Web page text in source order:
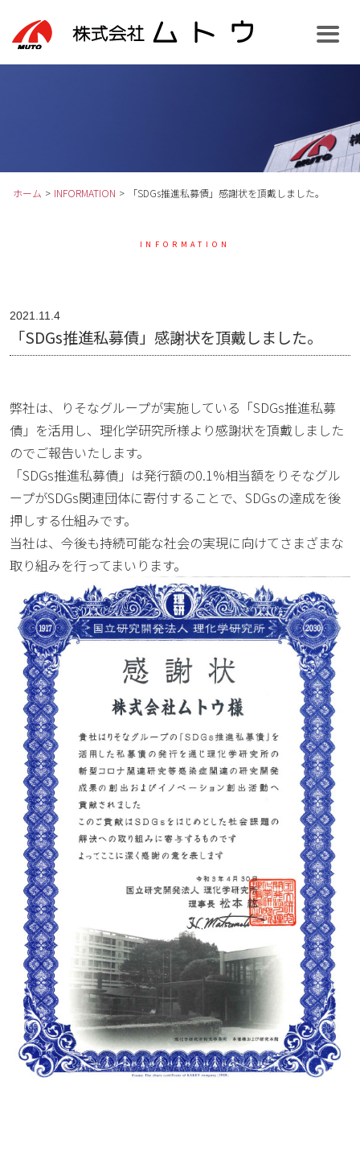
INFORMATION
ホーム > INFORMATION > 「SDGs推進私募債」感謝状を頂戴しました。
2021.11.4
「SDGs推進私募債」感謝状を頂戴しました。
弊社は、りそなグループが実施している「SDGs推進私募
債」を活用し、理化学研究所様より感謝状を頂戴しました
のでご報告いたします。
「SDGs推進私募債」は発行額の0.1%相当額をりそなグル
ープがSDGs関連団体に寄付することで、SDGsの達成を後
押しする仕組みです。
当社は、今後も持続可能な社会の実現に向けてさまざまな
取り組みを行ってまいります。